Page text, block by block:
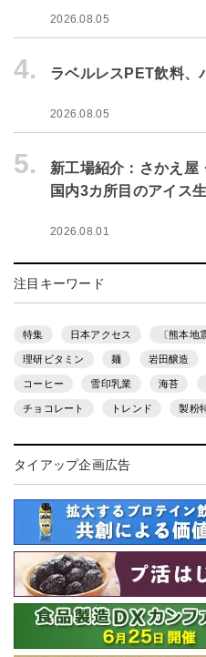
2026.08.05
4. ラベルレスPET飲料、
2026.08.05
5.
新工場紹介：さかえ
国内3カ所目のアイス
2026.08.01
注目キーワード
特集 日本アクセス 〔熊本地
理研ビタミン 麺 岩田醸造
コーヒー 雪印乳業 海苔
チョコレート トレンド 製粉
タイアップ企画広告